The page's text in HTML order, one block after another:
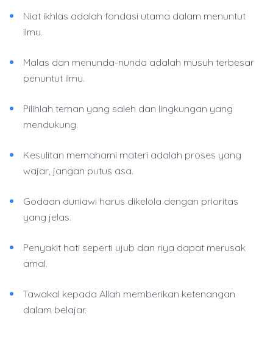
Niat ikhlas adalah fondasi utama dalam menuntut
ilmu.
Malas dan menunda-nunda adalah musuh terbesar
penuntut ilmu.
Pilihlah teman yang saleh dan lingkungan yang
mendukung.
Kesulitan memahami materi adalah proses yang
wajar, jangan putus asa.
Godaan duniawi harus dikelola dengan prioritas
yang jelas.
Penyakit hati seperti ujub dan riya dapat merusak
amal.
Tawakal kepada Allah memberikan ketenangan
dalam belajar.